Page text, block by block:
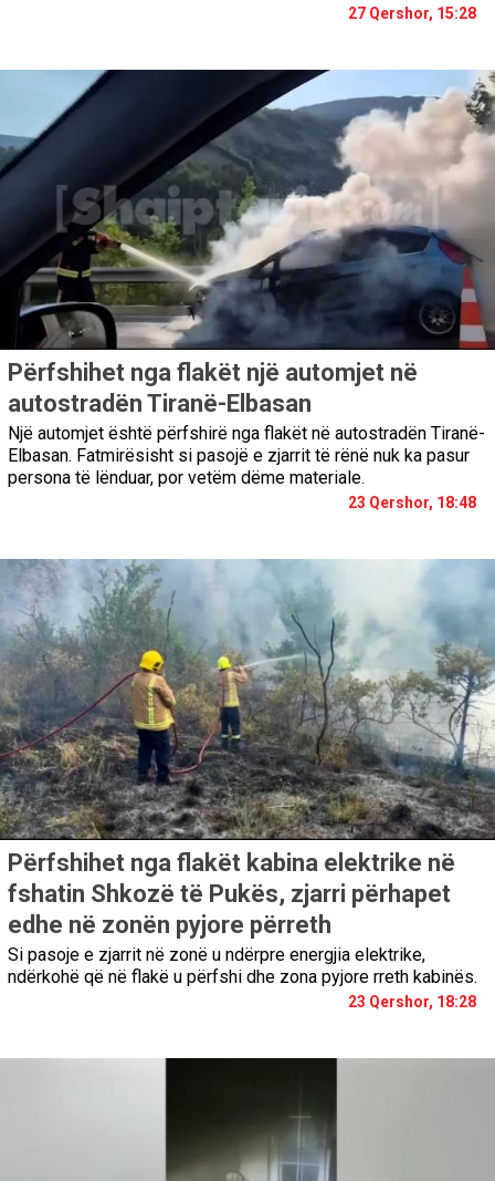
27 Qershor, 15:28
Përfshihet nga flakët një automjet në
autostradën Tiranë-Elbasan
Një automjet është përfshirë nga flakët në autostradën Tiranë-
Elbasan. Fatmirësisht si pasojë e zjarrit të rënë nuk ka pasur
persona të lënduar, por vetëm dëme materiale.
23 Qershor, 18:48
Përfshihet nga flakët kabina elektrike në
fshatin Shkozë të Pukës, zjarri përhapet
edhe në zonën pyjore përreth
Si pasoje e zjarrit në zonë u ndërpre energjia elektrike,
ndërkohë që në flakë u përfshi dhe zona pyjore rreth kabinës.
23 Qershor, 18:28